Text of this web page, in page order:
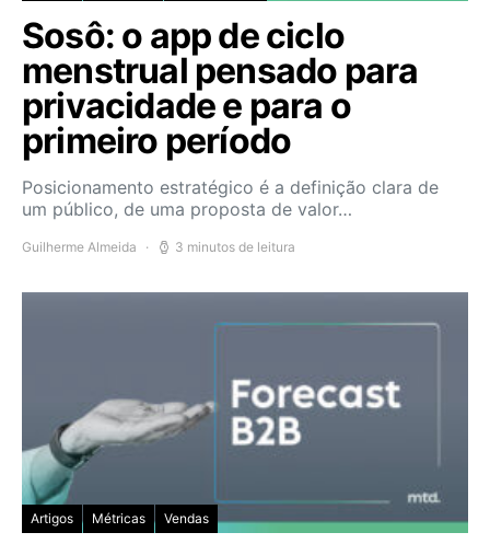
Sosô: o app de ciclo
menstrual pensado para
privacidade e para o
primeiro período
Posicionamento estratégico é a definição clara de
um público, de uma proposta de valor…
Guilherme Almeida 3 minutos de leitura
Artigos Métricas Vendas